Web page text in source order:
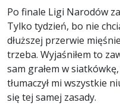
Po finale Ligi Narodów
Tylko tydzień, bo nie
dłuższej przerwie
trzeba. Wyjaśniłem to
sam grałem w
tłumaczył mi wszystkie
się tej samej zasady.